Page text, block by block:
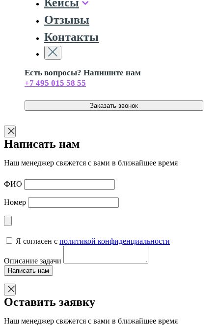
Кейсы
Отзывы
Контакты
Есть вопросы? Напишите нам
+7 495 015 58 55
Заказать звонок
Написать нам
Наш менеджер свяжется с вами в ближайшее время
ФИО
Номер
Я согласен с политикой конфиденциальности
Описание задачи
Написать нам
Оставить заявку
Наш менеджер свяжется с вами в ближайшее время